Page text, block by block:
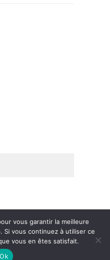
vous garantir la meilleure
vous continuez à utiliser ce
vous en êtes satisfait.
Ok